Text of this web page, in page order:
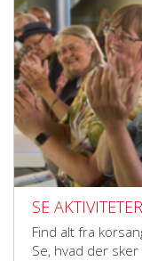
SE AKTIVITETER
Find alt fra
Se, hvad der